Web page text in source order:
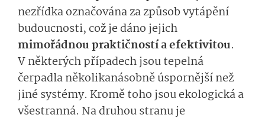
nezřídka označována za způsob vytápění
budoucnosti, což je dáno jejich
mimořádnou praktičností a efektivitou.
V některých případech jsou tepelná
čerpadla několikanásobně úspornější než
jiné systémy. Kromě toho jsou ekologická a
všestranná. Na druhou stranu je